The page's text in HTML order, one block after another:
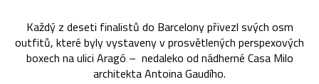
Každý z deseti finalistů do Barcelony přivezl svých osm
outfitů, které byly vystaveny v prosvětlených perspexových
boxech na ulici Aragó – nedaleko od nádherné Casa Milo
architekta Antoina Gaudího.